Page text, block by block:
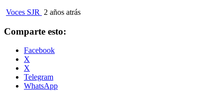
Voces SJR 2 años atrás
Comparte esto:
Facebook
X
X
Telegram
WhatsApp